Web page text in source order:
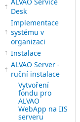
Desk
Implementace
systému v
organizaci
Instalace
ALVAO Server -
ruční instalace
Vytvoření
fondu pro
ALVAO
WebApp na IIS
serveru